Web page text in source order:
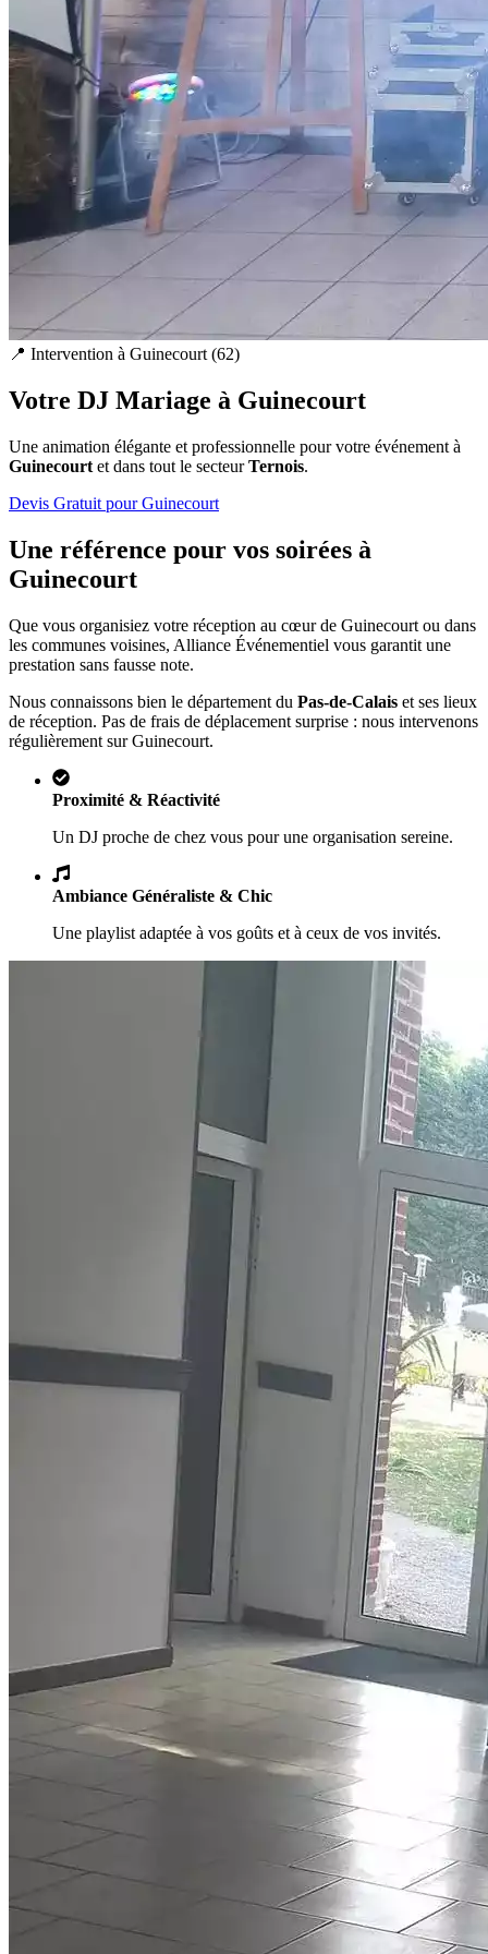
📍 Intervention à Guinecourt (62)
Votre DJ Mariage à Guinecourt
Une animation élégante et professionnelle pour votre événement à
Guinecourt et dans tout le secteurTernois.
Devis Gratuit pourGuinecourt
Une référence pour vos soirées à
Guinecourt
Que vous organisiez votre réception au cœur de Guinecourt ou dans
les communes voisines, Alliance Événementiel vous garantit une
prestation sans fausse note.
Nous connaissons bien le département du Pas-de-Calais et ses lieux
de réception. Pas de frais de déplacement surprise : nous intervenons
régulièrement surGuinecourt.
Proximité & Réactivité
Un DJ proche de chez vous pour une organisation sereine.
Ambiance Généraliste & Chic
Une playlist adaptée à vos goûts et à ceux de vos invités.